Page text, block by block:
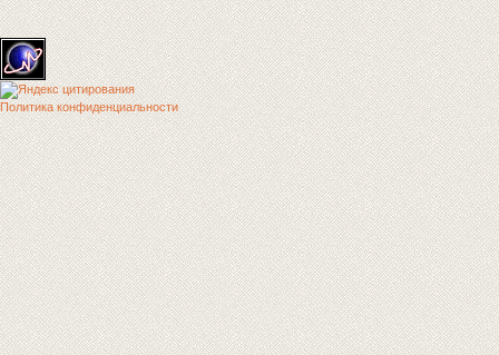
Политика конфиденциальности